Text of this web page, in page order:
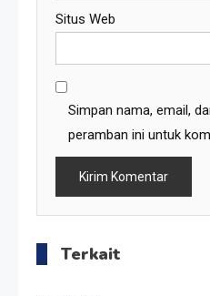
Situs Web
Simpan nama, email,
peramban ini untuk
Terkait